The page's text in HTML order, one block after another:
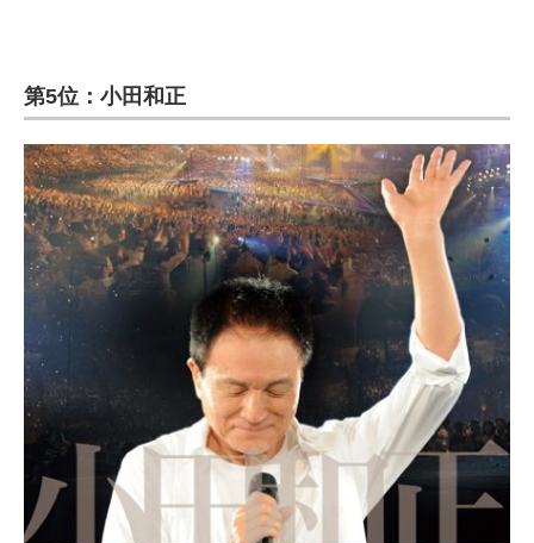
第5位：小田和正